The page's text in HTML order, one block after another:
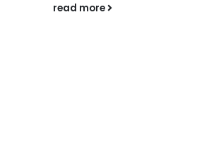
read more